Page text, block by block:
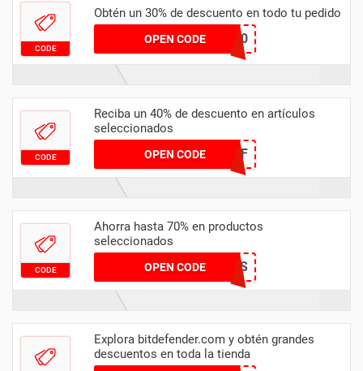
CODE
Obtén un 30% de descuento en todo tu pedido
OPEN CODE
DISCOUNT30
CODE
Reciba un 40% de descuento en artículos
seleccionados
OPEN CODENA40OFF
CODE
Ahorra hasta 70% en productos
seleccionados
OPEN CODE
70OFFPLANS
Explora bitdefender.com y obtén grandes
descuentos en toda la tienda